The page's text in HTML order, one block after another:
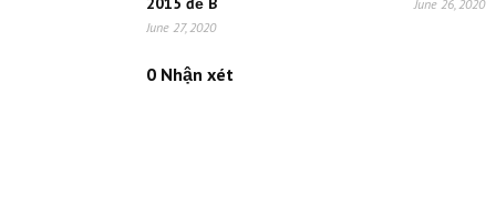
June 27, 2020
June 26, 2020
0 Nhận xét